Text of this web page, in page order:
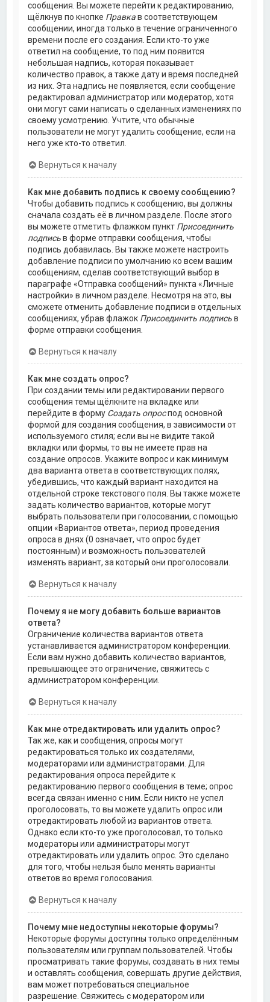
сообщения. Вы можете перейти к редактированию,
щёлкнув по кнопке Правкав соответствующем
сообщении, иногда только в течение ограниченного
времени после его создания. Если кто-то уже
ответил на сообщение, то под ним появится
небольшая надпись, которая показывает
количество правок, а также дату и время последней
из них. Эта надпись не появляется, если сообщение
редактировал администратор или модератор, хотя
они могут сами написать о сделанных изменениях по
своему усмотрению. Учтите, что обычные
пользователи не могут удалить сообщение, если на
него уже кто-то ответил.
Вернуться к началу
Как мне добавить подпись к своему сообщению?
Чтобы добавить подпись к сообщению, вы должны
сначала создать её в личном разделе. После этого
вы можете отметить флажком пункт Присоединить
подписьв форме отправки сообщения, чтобы
подпись добавилась. Вы также можете настроить
добавление подписи по умолчанию ко всем вашим
сообщениям, сделав соответствующий выбор в
параграфе «Отправка сообщений» пункта «Личные
настройки» в личном разделе. Несмотря на это, вы
сможете отменить добавление подписи в отдельных
сообщениях, убрав флажок Присоединить подписьв
форме отправки сообщения.
Вернуться к началу
Как мне создать опрос?
При создании темы или редактировании первого
сообщения темы щёлкните на вкладке или
перейдите в форму Создать опроспод основной
формой для создания сообщения, в зависимости от
используемого стиля; если вы не видите такой
вкладки или формы, то вы не имеете прав на
создание опросов. Укажите вопрос и как минимум
два варианта ответа в соответствующих полях,
убедившись, что каждый вариант находится на
отдельной строке текстового поля. Вы также можете
задать количество вариантов, которые могут
выбрать пользователи при голосовании, с помощью
опции «Вариантов ответа», период проведения
опроса в днях (0 означает, что опрос будет
постоянным) и возможность пользователей
изменять вариант, за который они проголосовали.
Вернуться к началу
Почему я не могу добавить больше вариантов
ответа?
Ограничение количества вариантов ответа
устанавливается администратором конференции.
Если вам нужно добавить количество вариантов,
превышающее это ограничение, свяжитесь с
администратором конференции.
Вернуться к началу
Как мне отредактировать или удалить опрос?
Так же, как и сообщения, опросы могут
редактироваться только их создателями,
модераторами или администраторами. Для
редактирования опроса перейдите к
редактированию первого сообщения в теме; опрос
всегда связан именно с ним. Если никто не успел
проголосовать, то вы можете удалить опрос или
отредактировать любой из вариантов ответа.
Однако если кто-то уже проголосовал, то только
модераторы или администраторы могут
отредактировать или удалить опрос. Это сделано
для того, чтобы нельзя было менять варианты
ответов во время голосования.
Вернуться к началу
Почему мне недоступны некоторые форумы?
Некоторые форумы доступны только определённым
пользователям или группам пользователей. Чтобы
просматривать такие форумы, создавать в них темы
и оставлять сообщения, совершать другие действия,
вам может потребоваться специальное
разрешение. Свяжитесь с модератором или